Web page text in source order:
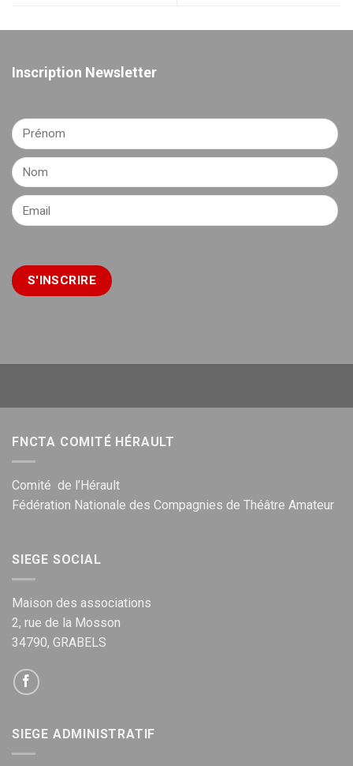
Inscription Newsletter
FNCTA COMITÉ HÉRAULT
Comité de l’Hérault
Fédération Nationale des Compagnies de Théâtre Amateur
SIEGE SOCIAL
Maison des associations
2, rue de la Mosson
34790, GRABELS
SIEGE ADMINISTRATIF